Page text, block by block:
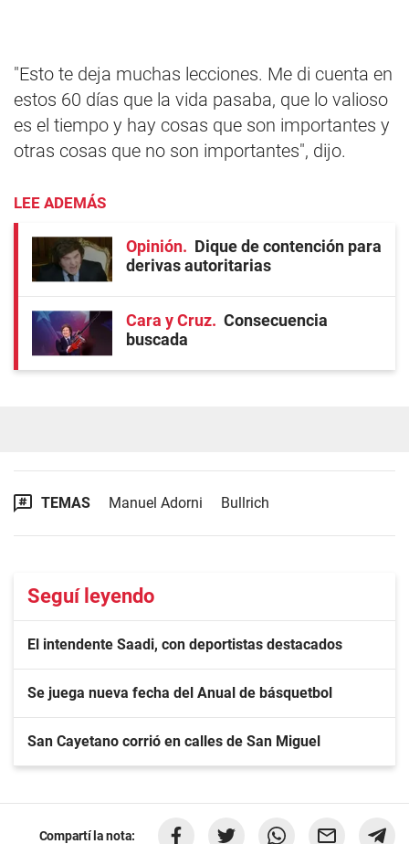
"Esto te deja muchas lecciones. Me di cuenta en
estos 60 días que la vida pasaba, que lo valioso
es el tiempo y hay cosas que son importantes y
otras cosas que no son importantes", dijo.
LEE ADEMÁS
Opinión
Dique de contención para
derivas autoritarias
Cara y Cruz
Consecuencia
buscada
TEMAS Manuel Adorni Bullrich
Seguí leyendo
El intendente Saadi, con deportistas destacados
Se juega nueva fecha del Anual de básquetbol
San Cayetano corrió en calles de San Miguel
Compartí la nota: